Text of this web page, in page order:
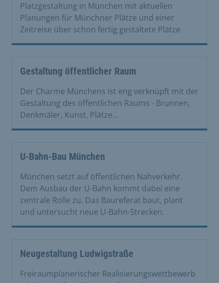
Platzgestaltung in München mit aktuellen
Planungen für Münchner Plätze und einer
Zeitreise über schon fertig gestaltete Plätze
Gestaltung öffentlicher Raum
Der Charme Münchens ist eng verknüpft mit der
Gestaltung des öffentlichen Raums - Brunnen,
Denkmäler, Kunst, Plätze...
U-Bahn-Bau München
München setzt auf öffentlichen Nahverkehr.
Dem Ausbau der U-Bahn kommt dabei eine
zentrale Rolle zu. Das Baureferat baut, plant
und untersucht neue U-Bahn-Strecken.
Neugestaltung Ludwigstraße
Freiraumplanerischer Realisierungswettbewerb